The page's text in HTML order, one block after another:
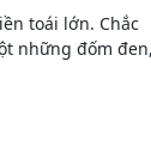
toái lớn. Chắc
những đốm đen,